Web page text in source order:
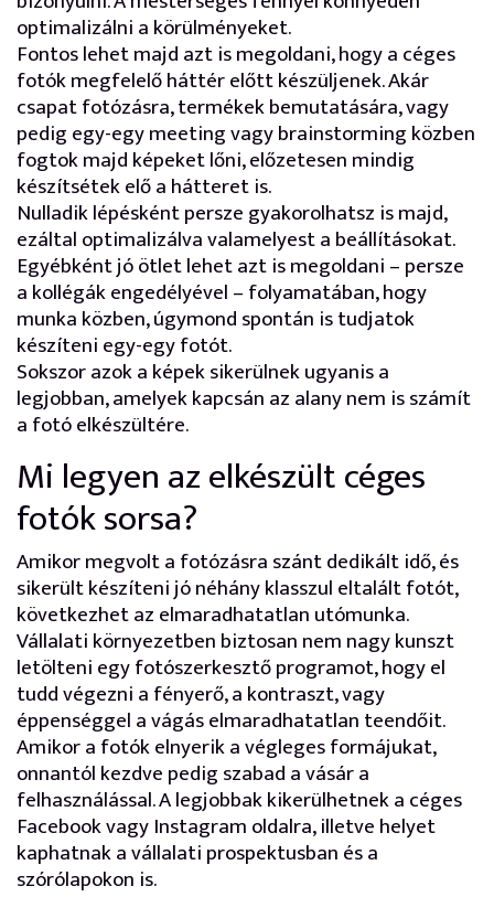
optimalizálni a körülményeket.
Fontos lehet majd azt is megoldani, hogy a céges
fotók megfelelő háttér előtt készüljenek. Akár
csapat fotózásra, termékek bemutatására, vagy
pedig egy-egy meeting vagy brainstorming közben
fogtok majd képeket lőni, előzetesen mindig
készítsétek elő a hátteret is.
Nulladik lépésként persze gyakorolhatsz is majd,
ezáltal optimalizálva valamelyest a beállításokat.
Egyébként jó ötlet lehet azt is megoldani – persze
a kollégák engedélyével – folyamatában, hogy
munka közben, úgymond spontán is tudjatok
készíteni egy-egy fotót.
Sokszor azok a képek sikerülnek ugyanis a
legjobban, amelyek kapcsán az alany nem is számít
a fotó elkészültére.
Mi legyen az elkészült céges
fotók sorsa?
Amikor megvolt a fotózásra szánt dedikált idő, és
sikerült készíteni jó néhány klasszul eltalált fotót,
következhet az elmaradhatatlan utómunka.
Vállalati környezetben biztosan nem nagy kunszt
letölteni egy fotószerkesztő programot, hogy el
tudd végezni a fényerő, a kontraszt, vagy
éppenséggel a vágás elmaradhatatlan teendőit.
Amikor a fotók elnyerik a végleges formájukat,
onnantól kezdve pedig szabad a vásár a
felhasználással. A legjobbak kikerülhetnek a céges
Facebook vagy Instagram oldalra, illetve helyet
kaphatnak a vállalati prospektusban és a
szórólapokon is.